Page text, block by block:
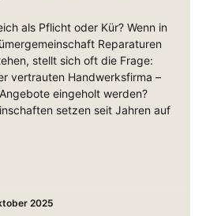
als Pflicht oder Kür? Wenn in
Reparaturen
stellt sich oft die Frage:
vertrauten Handwerksfirma –
eingeholt werden?
setzen seit Jahren auf
2025